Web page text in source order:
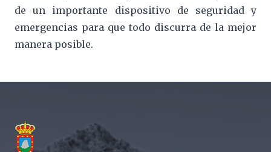
de un importante dispositivo de seguridad y
emergencias para que todo discurra de la mejor
manera posible.